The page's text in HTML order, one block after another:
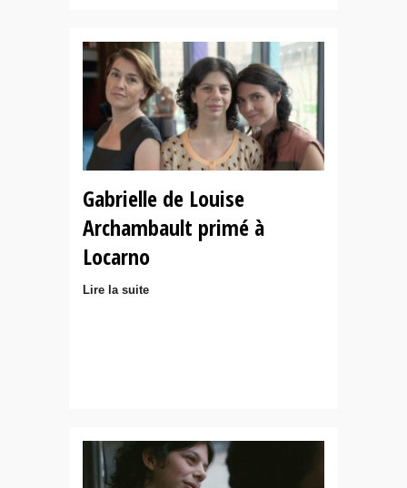
Gabrielle de Louise
Archambault primé à
Locarno
Lire la suite